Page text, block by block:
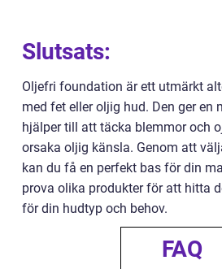
Slutsats:
Oljefri foundation är ett utmärkt
med fet eller oljig hud. Den ger en
hjälper till att täcka blemmor och
orsaka oljig känsla. Genom att
kan du få en perfekt bas för din
prova olika produkter för att hitta
för din hudtyp och behov.
FAQ